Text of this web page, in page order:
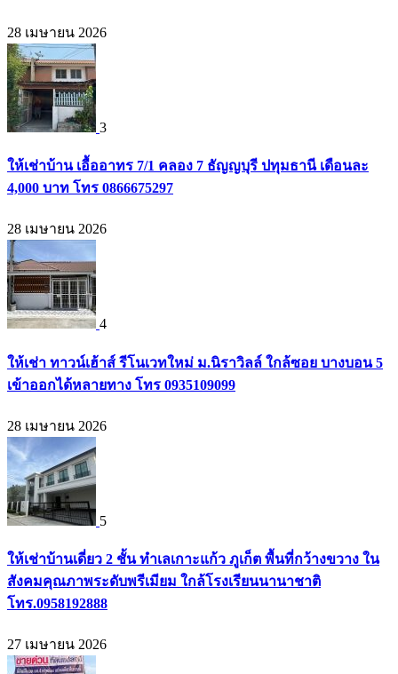
28 เมษายน 2026
3
ให้เช่าบ้าน เอื้ออาทร 7/1 คลอง 7 ธัญญบุรี ปทุมธานี เดือนละ
4,000 บาท โทร 0866675297
28 เมษายน 2026
4
ให้เช่า ทาวน์เฮ้าส์ รีโนเวทใหม่ ม.นิราวิลล์ ใกล้ซอย บางบอน 5
เข้าออกได้หลายทาง โทร 0935109099
28 เมษายน 2026
5
ให้เช่าบ้านเดี่ยว 2 ชั้น ทำเลเกาะแก้ว ภูเก็ต พื้นที่กว้างขวาง ใน
สังคมคุณภาพระดับพรีเมียม ใกล้โรงเรียนนานาชาติ
โทร.0958192888
27 เมษายน 2026